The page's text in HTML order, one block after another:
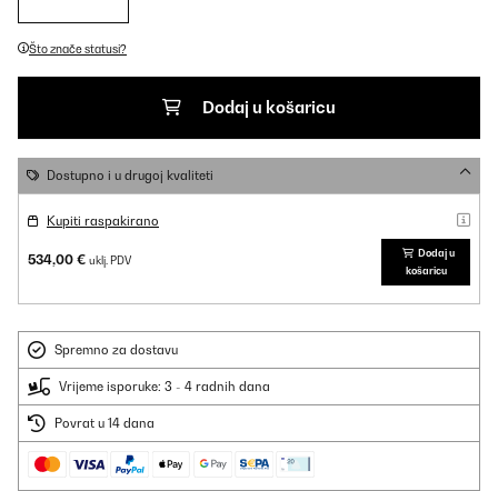
Što znače statusi?
Dodaj u košaricu
Dostupno i u drugoj kvaliteti
Kupiti raspakirano
534,00 € uklj. PDV
Dodaj u
košaricu
Spremno za dostavu
Vrijeme isporuke: 3 - 4 radnih dana
Povrat u 14 dana